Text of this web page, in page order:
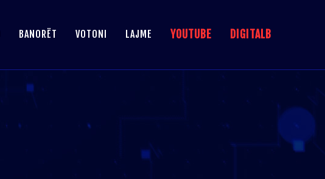
BANORËT VOTONI LAJME YOUTUBE DIGITALB